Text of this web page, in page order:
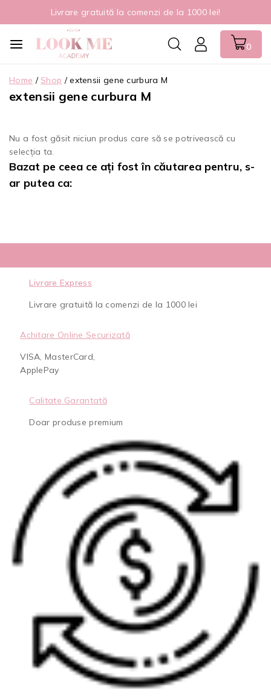
Livrare gratuită la comenzi de la 1000 lei!
0
Home / Shop / extensii gene curbura M
extensii gene curbura M
Nu a fost găsit niciun produs care să se potrivească cu
selecția ta.
Bazat pe ceea ce ați fost în căutarea pentru, s-
ar putea ca:
Livrare Express
Livrare gratuită la comenzi de la 1000 lei
Achitare Online Securizată
VISA, MasterCard,
ApplePay
Calitate Garantată
Doar produse premium